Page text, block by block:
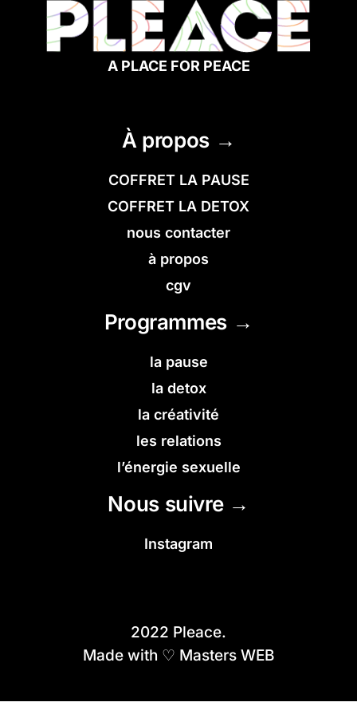
A PLACE FOR PEACE
À propos →
COFFRET LA PAUSE
COFFRET LA DETOX
nous contacter
à propos
cgv
Programmes →
la pause
la detox
la créativité
les relations
l’énergie sexuelle
Nous suivre →
Instagram
2022 Pleace.
Made with ♡ Masters WEB